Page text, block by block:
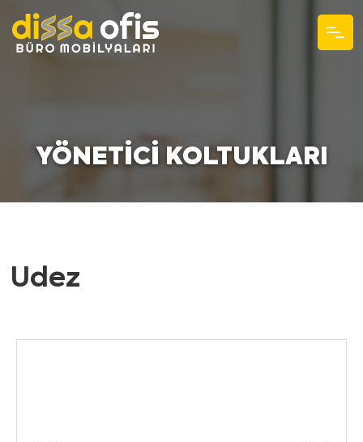
YÖNETICI KOLTUKLARI
Udez